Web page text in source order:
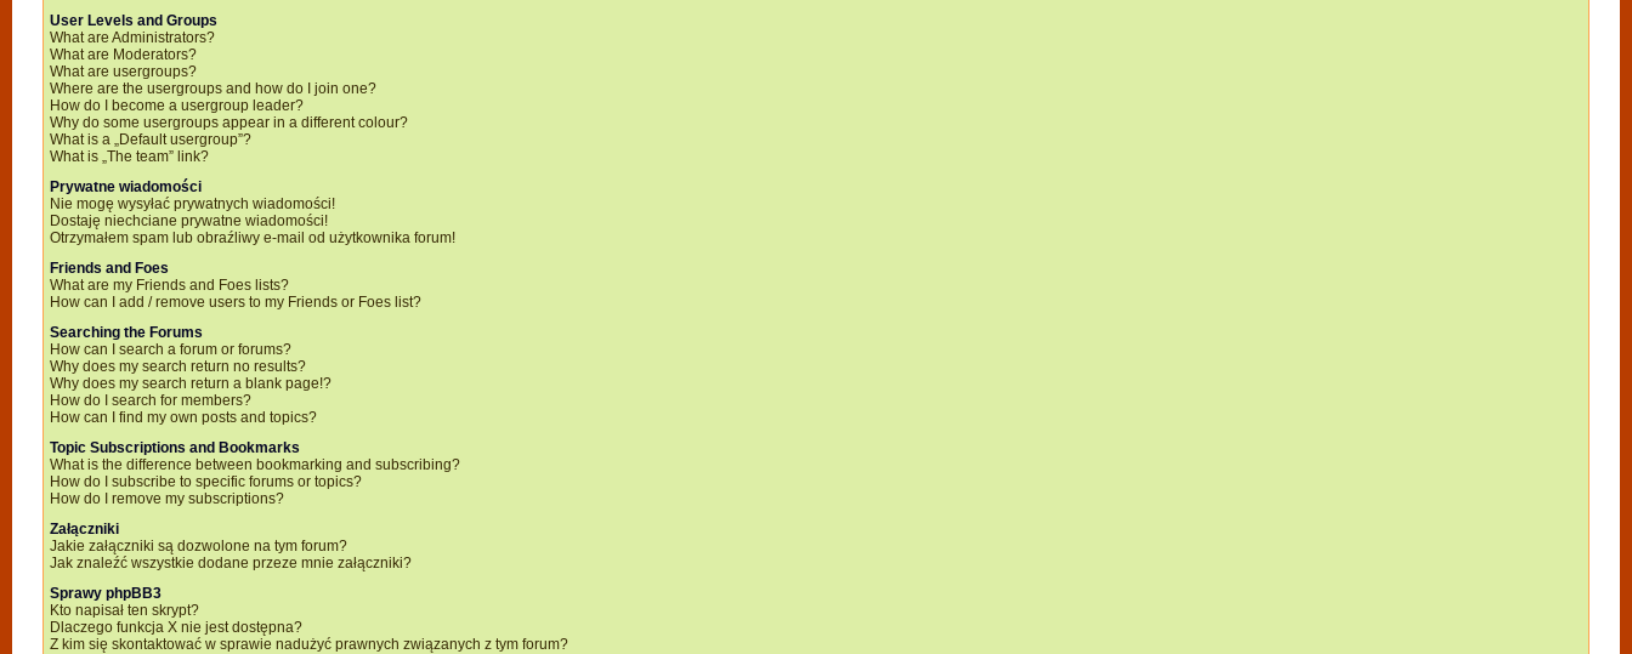
User Levels and Groups
What are Administrators?
What are Moderators?
What are usergroups?
Where are the usergroups and how do I join one?
How do I become a usergroup leader?
Why do some usergroups appear in a different colour?
What is a „Default usergroup”?
What is „The team” link?
Prywatne wiadomości
Nie mogę wysyłać prywatnych wiadomości!
Dostaję niechciane prywatne wiadomości!
Otrzymałem spam lub obraźliwy e-mail od użytkownika forum!
Friends and Foes
What are my Friends and Foes lists?
How can I add / remove users to my Friends or Foes list?
Searching the Forums
How can I search a forum or forums?
Why does my search return no results?
Why does my search return a blank page!?
How do I search for members?
How can I find my own posts and topics?
Topic Subscriptions and Bookmarks
What is the difference between bookmarking and subscribing?
How do I subscribe to specific forums or topics?
How do I remove my subscriptions?
Załączniki
Jakie załączniki są dozwolone na tym forum?
Jak znaleźć wszystkie dodane przeze mnie załączniki?
Sprawy phpBB3
Kto napisał ten skrypt?
Dlaczego funkcja X nie jest dostępna?
Z kim się skontaktować w sprawie nadużyć prawnych związanych z tym forum?